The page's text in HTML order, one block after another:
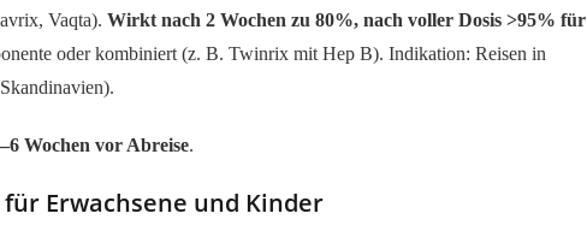
Vaqta). Wirkt nach 2 Wochen zu 80%, nach voller Dosis >95% für
oder kombiniert (z. B. Twinrix mit Hep B). Indikation: Reisen in
Wochen vor Abreise.
Erwachsene und Kinder